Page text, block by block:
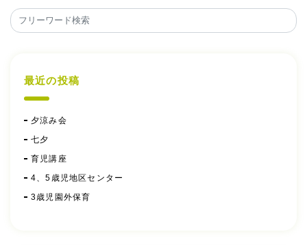
最近の投稿
夕涼み会
七夕
育児講座
4、5歳児地区センター
3歳児園外保育